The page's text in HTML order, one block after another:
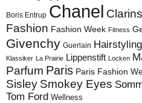
Boris Entrup Chanel Clarins
Fashion Fashion Week Fitness
Givenchy Guerlain Hairstyling
Klassiker La Prairie Lippenstift Locken
Parfum Paris Paris Fashion
Sisley Smokey Eyes
Tom Ford Wellness